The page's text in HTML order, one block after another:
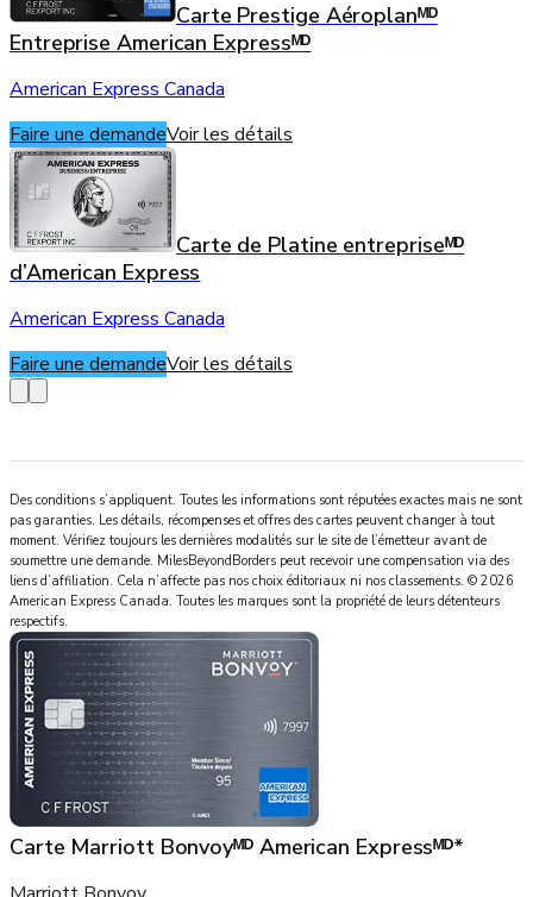
Carte Prestige Aéroplanᴹᴰ
Entreprise American Expressᴹᴰ
American Express Canada
Faire une demandeVoir les détails
Carte de Platine entrepriseᴹᴰ
d’American Express
American Express Canada
Faire une demandeVoir les détails
Des conditions s’appliquent. Toutes les informations sont réputées exactes mais ne sont
pas garanties. Les détails, récompenses et offres des cartes peuvent changer à tout
moment. Vérifiez toujours les dernières modalités sur le site de l’émetteur avant de
soumettre une demande. MilesBeyondBorders peut recevoir une compensation via des
liens d’affiliation. Cela n’affecte pas nos choix éditoriaux ni nos classements. © 2026
American Express Canada. Toutes les marques sont la propriété de leurs détenteurs
respectifs.
Carte Marriott Bonvoyᴹᴰ American Expressᴹᴰ*